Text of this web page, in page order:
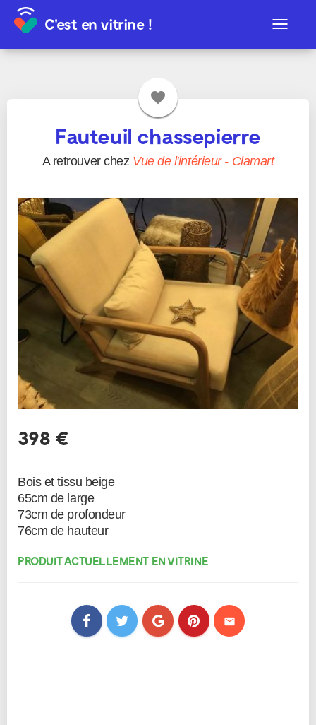
Toggle
C'est en vitrine !
favorite
Fauteuil chassepierre
A retrouver chez Vue de l'intérieur - Clamart
398 €
Bois et tissu beige
65cm de large
73cm de profondeur
76cm de hauteur
PRODUIT ACTUELLEMENT EN VITRINE
mail